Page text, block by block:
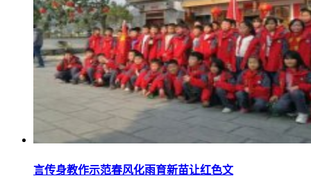
言传身教作示范春风化雨育新苗让红色文